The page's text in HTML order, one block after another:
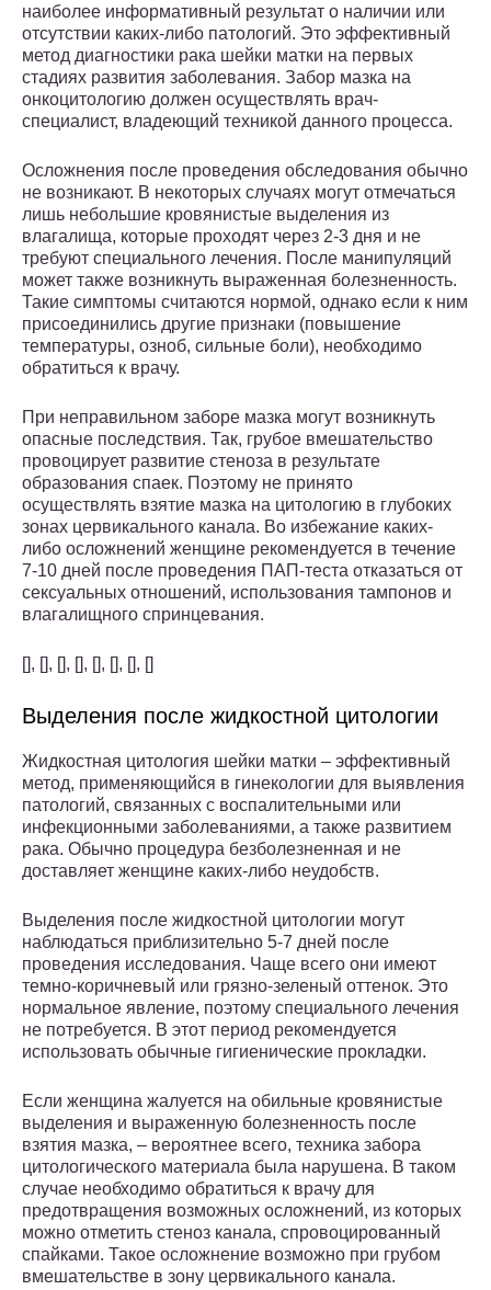
наиболее информативный результат о наличии или
отсутствии каких-либо патологий. Это эффективный
метод диагностики рака шейки матки на первых
стадиях развития заболевания. Забор мазка на
онкоцитологию должен осуществлять врач-
специалист, владеющий техникой данного процесса.
Осложнения после проведения обследования обычно
не возникают. В некоторых случаях могут отмечаться
лишь небольшие кровянистые выделения из
влагалища, которые проходят через 2-3 дня и не
требуют специального лечения. После манипуляций
может также возникнуть выраженная болезненность.
Такие симптомы считаются нормой, однако если к ним
присоединились другие признаки (повышение
температуры, озноб, сильные боли), необходимо
обратиться к врачу.
При неправильном заборе мазка могут возникнуть
опасные последствия. Так, грубое вмешательство
провоцирует развитие стеноза в результате
образования спаек. Поэтому не принято
осуществлять взятие мазка на цитологию в глубоких
зонах цервикального канала. Во избежание каких-
либо осложнений женщине рекомендуется в течение
7-10 дней после проведения ПАП-теста отказаться от
сексуальных отношений, использования тампонов и
влагалищного спринцевания.
[], [], [], [], [], [], [], []
Выделения после жидкостной цитологии
Жидкостная цитология шейки матки – эффективный
метод, применяющийся в гинекологии для выявления
патологий, связанных с воспалительными или
инфекционными заболеваниями, а также развитием
рака. Обычно процедура безболезненная и не
доставляет женщине каких-либо неудобств.
Выделения после жидкостной цитологии могут
наблюдаться приблизительно 5-7 дней после
проведения исследования. Чаще всего они имеют
темно-коричневый или грязно-зеленый оттенок. Это
нормальное явление, поэтому специального лечения
не потребуется. В этот период рекомендуется
использовать обычные гигиенические прокладки.
Если женщина жалуется на обильные кровянистые
выделения и выраженную болезненность после
взятия мазка, – вероятнее всего, техника забора
цитологического материала была нарушена. В таком
случае необходимо обратиться к врачу для
предотвращения возможных осложнений, из которых
можно отметить стеноз канала, спровоцированный
спайками. Такое осложнение возможно при грубом
вмешательстве в зону цервикального канала.